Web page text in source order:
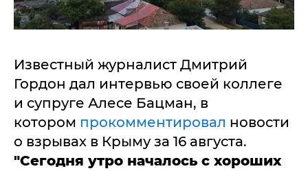
Известный журналист Дмитрий
Гордон дал интервью своей коллеге
и супруге Алесе Бацман, в
котором прокомментировал новости
о взрывах в Крыму за 16 августа.
"Сегодня утро началось с хороших